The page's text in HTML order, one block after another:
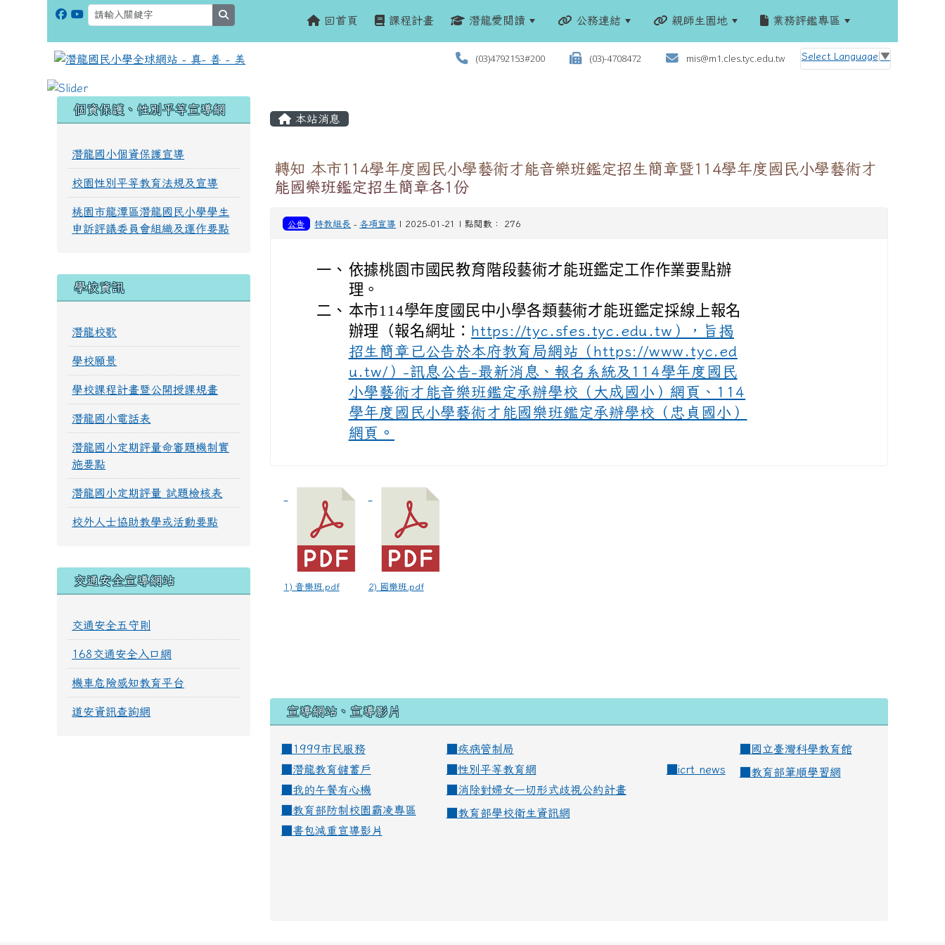
回首頁 課程計畫 潛龍愛閱讀 公務連結 親師生園地 業務評鑑專區
(03)4792153#200 (03)-4708472 mis@m1.cles.tyc.edu.tw Select Language ▼
本站消息
轉知 本市114學年度國民小學藝術才能音樂班鑑定招生簡章暨114學年度國民小學藝術才
能國樂班鑑定招生簡章各1份
公告 特教組長 - 各項宣導 | 2025-01-21 | 點閱數： 276
一、 依據桃園市國民教育階段藝術才能班鑑定工作作業要點辦
理。
二、 本市114學年度國民中小學各類藝術才能班鑑定採線上報名
辦理（報名網址： https://tyc.sfes.tyc.edu.tw），旨揭
招生簡章已公告於本府教育局網站（https://www.tyc.ed
u.tw/）-訊息公告-最新消息、報名系統及114學年度國民
小學藝術才能音樂班鑑定承辦學校（大成國小）網頁、114
學年度國民小學藝術才能國樂班鑑定承辦學校（忠貞國小）
網頁。
1) 音樂班.pdf 2) 國樂班.pdf
宣導網站、宣導影片
■1999市民服務 疾病管制局
國立臺灣科學教育館
潛龍教育儲蓄戶 性別平等教育網 icrt news
教育部筆順學習網
我的午餐有心機
消除對婦女一切形式歧視公約計畫
教育部防制校園霸凌專區
教育部學校衛生資訊網
書包減重宣導影片
個資保護、性別平等宣導網
潛龍國小個資保護宣導
校園性別平等教育法規及宣導
桃園市龍潭區潛龍國民小學學生
申訴評議委員會組織及運作要點
學校資訊
潛龍校歌
學校願景
學校課程計畫暨公開授課規畫
潛龍國小電話表
潛龍國小定期評量命審題機制實
施要點
潛龍國小定期評量 試題檢核表
校外人士協助教學或活動要點
交通安全宣導網站
交通安全五守則
168交通安全入口網
機車危險感知教育平台
道安資訊查詢網